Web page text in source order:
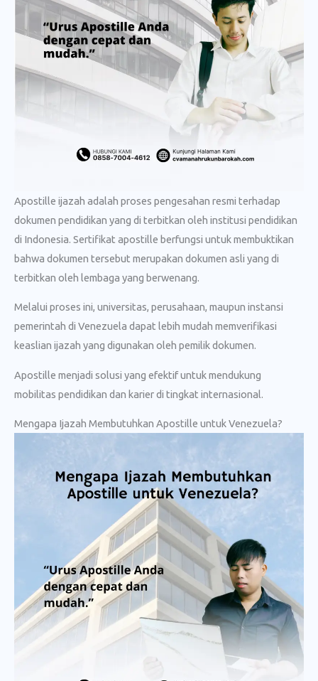
Apostille ijazah adalah proses pengesahan resmi terhadap
dokumen pendidikan yang di terbitkan oleh institusi pendidikan
di Indonesia. Sertifikat apostille berfungsi untuk membuktikan
bahwa dokumen tersebut merupakan dokumen asli yang di
terbitkan oleh lembaga yang berwenang.
Melalui proses ini, universitas, perusahaan, maupun instansi
pemerintah di Venezuela dapat lebih mudah memverifikasi
keaslian ijazah yang digunakan oleh pemilik dokumen.
Apostille menjadi solusi yang efektif untuk mendukung
mobilitas pendidikan dan karier di tingkat internasional.
Mengapa Ijazah Membutuhkan Apostille untuk Venezuela?